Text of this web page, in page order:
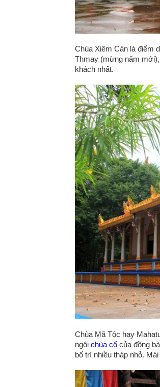
Chùa Xiêm Cán là điểm
Thmay (mừng năm
khách nhất.
Chùa Mã Tộc hay
ngôi chùa cổ của đồng
bố trí nhiều tháp nhỏ.